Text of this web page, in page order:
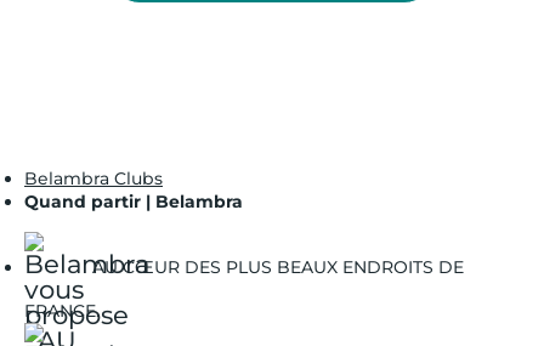
Belambra Clubs
Quand partir | Belambra
AU CŒUR DES PLUS BEAUX ENDROITS DE
FRANCE.